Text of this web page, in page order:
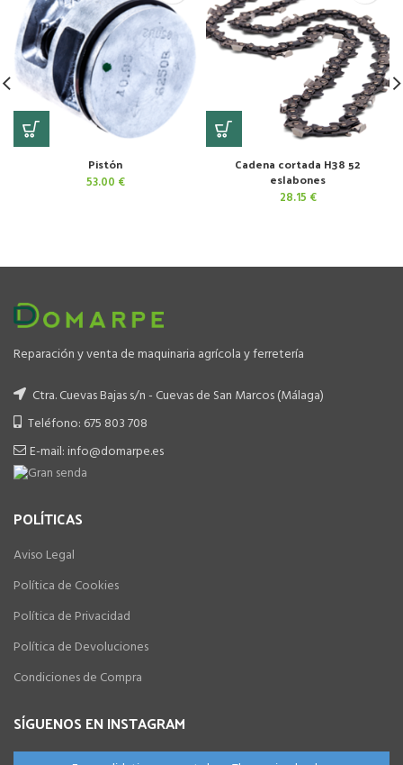
Pistón
53.00 €
Cadena cortada H38 52
eslabones
28.15 €
Reparación y venta de maquinaria agrícola y ferretería
Ctra. Cuevas Bajas s/n - Cuevas de San Marcos (Málaga)
Teléfono: 675 803 708
E-mail: info@domarpe.es
POLÍTICAS
Aviso Legal
Política de Cookies
Política de Privacidad
Política de Devoluciones
Condiciones de Compra
SÍGUENOS EN INSTAGRAM